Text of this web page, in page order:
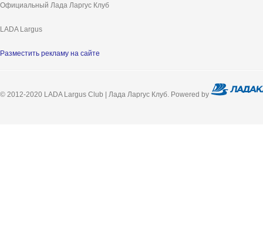
Официальный Лада Ларгус Клуб
LADA Largus
Разместить рекламу на сайте
© 2012-2020 LADA Largus Club | Лада Ларгус Клуб. Powered by